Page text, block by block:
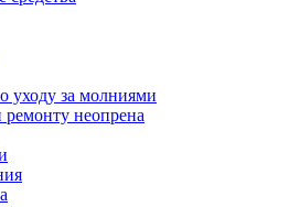
уходу за молниями
ремонту неопрена